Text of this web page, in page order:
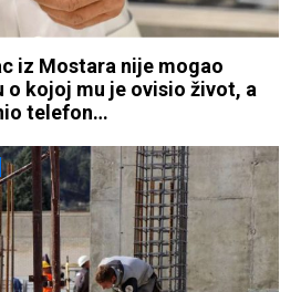
iz Mostara nije mogao
kojoj mu je ovisio život, a
telefon…